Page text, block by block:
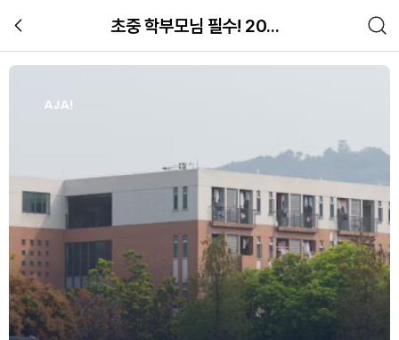
초중 학부모님 필수! 2025 달라진 초·중 학사 일정
초중 학부모님 필수! 2025 달라진 초
교육관련 체험 이미지 갤러리